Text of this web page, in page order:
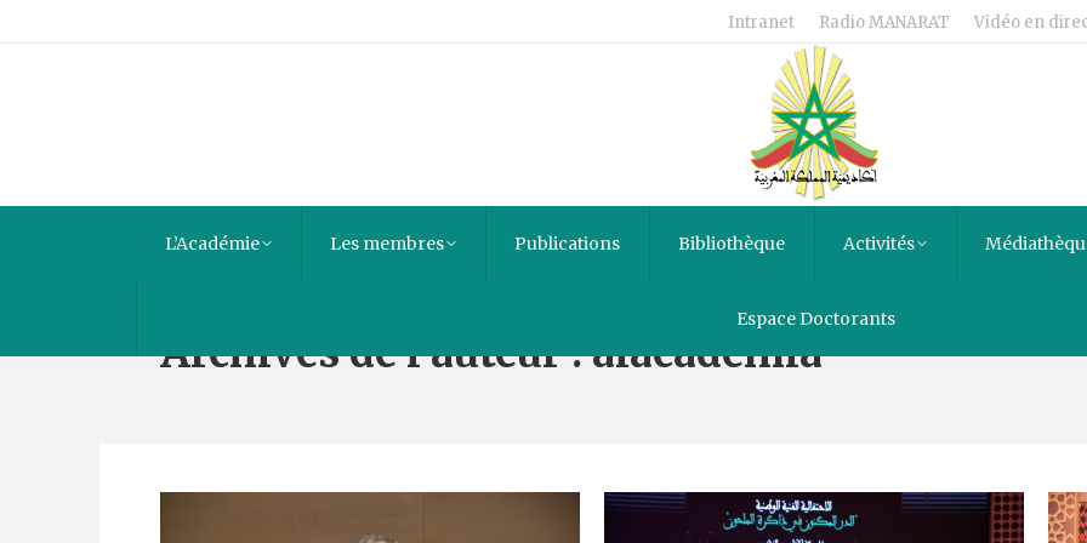
Intranet Radio MANARAT Vidéo en
L’Académie Les membres Publications Bibliothèque Activités
Espace Doctorants
Archives de l’auteur :alacademia